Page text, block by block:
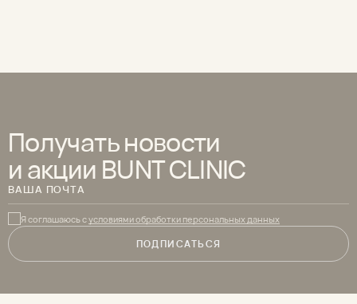
Получать новости
и акции BUNT CLINIC
ВАША ПОЧТА
Я соглашаюсь сусловиями обработки персональных данных
ПОДПИСАТЬСЯ